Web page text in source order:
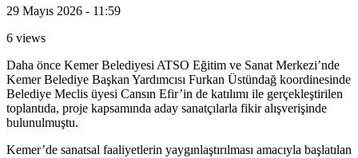
29 Mayıs 2026 - 11:59
6 views
Daha önce Kemer Belediyesi ATSO Eğitim ve Sanat Merkezi’nde
Kemer Belediye Başkan Yardımcısı Furkan Üstündağ koordinesinde
Belediye Meclis üyesi Cansın Efir’in de katılımı ile gerçekleştirilen
toplantıda, proje kapsamında aday sanatçılarla fikir alışverişinde
bulunulmuştu.
Kemer’de sanatsal faaliyetlerin yaygınlaştırılması amacıyla başlatılan